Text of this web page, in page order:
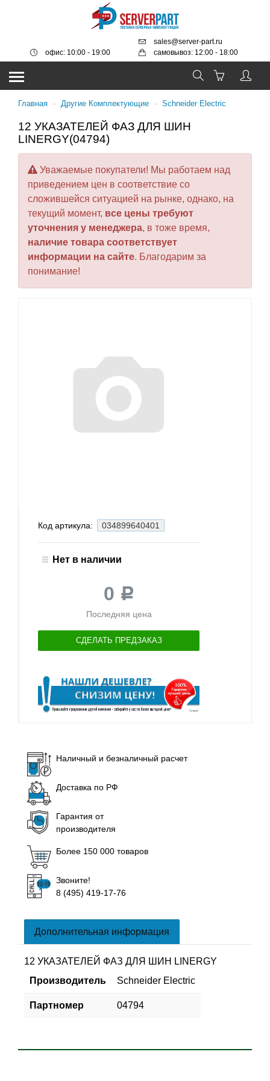
sales@server-part.ru
самовывоз: 12:00 - 18:00
офис: 10:00 - 19:00
Главная - Другие Комплектующие - Schneider Electric
12 УКАЗАТЕЛЕЙ ФАЗ ДЛЯ ШИН
LINERGY(04794)
Уважаемые покупатели! Мы работаем над
приведением цен в соответствие со
сложившейся ситуацией на рынке, однако, на
текущий момент, все цены требуют
уточнения у менеджера, в тоже время,
наличие товара соответствует
информации на сайте. Благодарим за
понимание!
Код артикула: 034899640401
Нет в наличии
0 Р
Последняя цена
СДЕЛАТЬ ПРЕДЗАКАЗ
Наличный и безналичный расчет
Доставка по РФ
Гарантия от
производителя
Более 150 000 товаров
Звоните!
8 (495) 419-17-76
Дополнительная информация
12 УКАЗАТЕЛЕЙ ФАЗ ДЛЯ ШИН LINERGY
Производитель
Schneider Electric
Партномер 04794